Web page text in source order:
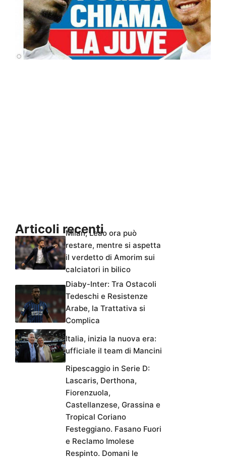
Articoli recenti
Milan, Leao ora può
restare, mentre si aspetta
il verdetto di Amorim sui
calciatori in bilico
Diaby-Inter: Tra Ostacoli
Tedeschi e Resistenze
Arabe, la Trattativa si
Complica
Italia, inizia la nuova era:
ufficiale il team di Mancini
Ripescaggio in Serie D:
Lascaris, Derthona,
Fiorenzuola,
Castellanzese, Grassina e
Tropical Coriano
Festeggiano. Fasano Fuori
e Reclamo Imolese
Respinto. Domani le